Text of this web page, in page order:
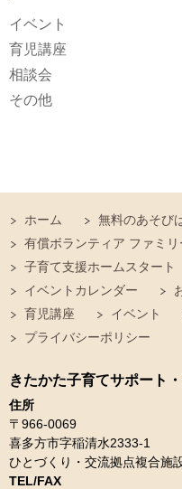
イベント
育児講座
相談会
その他
ホーム
無料のあそび
有償ボランティア ファミリ
子育て支援ホームスタート
イベントカレンダー
育児講座
イベント
プライバシーポリシー
きたかた子育てサポート
住所
〒966-0069
喜多方市字稲清水2333-1
ひとづくり・交流拠点複合施
TEL/FAX